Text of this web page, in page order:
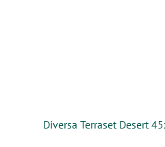
Diversa Terraset Desert